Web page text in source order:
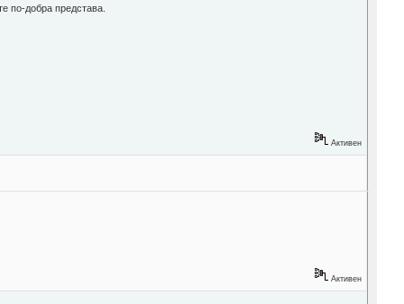
по-добра представа.
Активен
Активен